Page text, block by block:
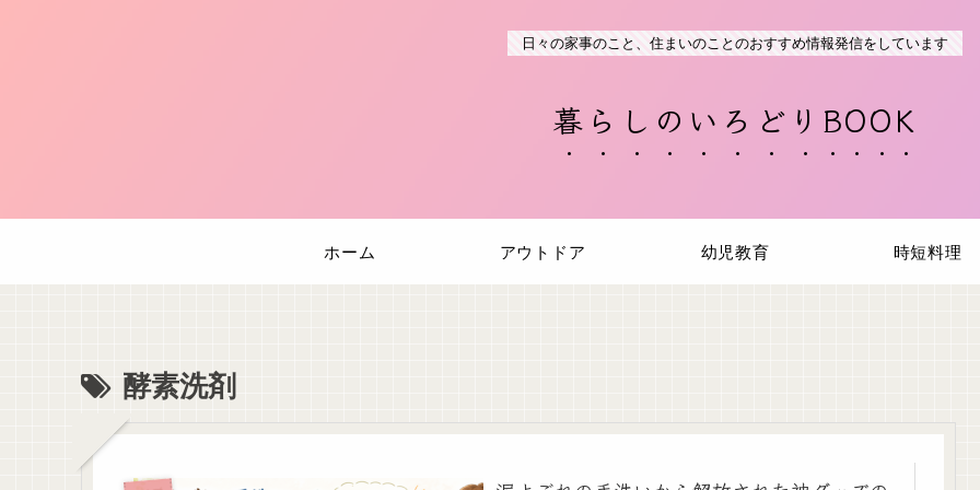
日々の家事のこと、住まいのことのおすすめ情報発信をしています
暮らしのいろどりBOOK
ホーム アウトドア 幼児教育 時短料理
酵素洗剤